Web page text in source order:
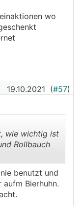
wo
19.10.2021 (#57)
wie wichtig ist
Rollbauch
benutzt und
Bierhuhn.